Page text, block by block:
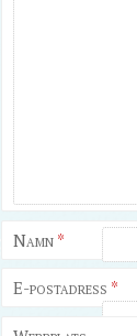
Namn *
E-postadress *